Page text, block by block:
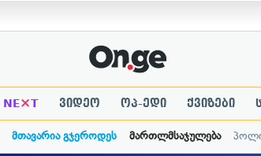
NE×T ვიდეო ოპ-ედი ქვიზები
მთავარია გჯეროდეს მართლმსაჯულება